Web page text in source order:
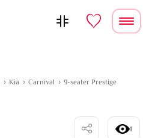
Kia Carnival 9-seater Prestige
1